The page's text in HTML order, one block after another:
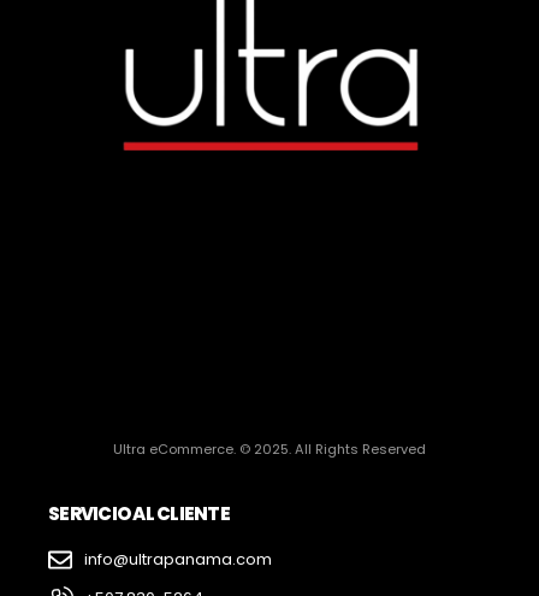
Ultra eCommerce. © 2025. All Rights Reserved
SERVICIO AL CLIENTE
info@ultrapanama.com